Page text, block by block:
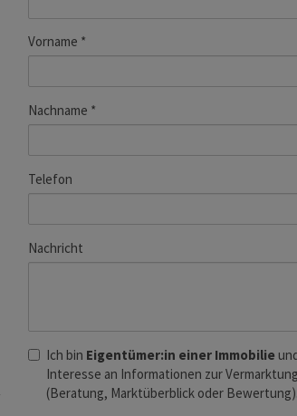
Vorname
Nachname
Telefon
Nachricht
Ich bin Eigentümer:in einer Immobilie
Interesse an Informationen zur Vermarktung
(Beratung, Marktüberblick oder Bewertung).